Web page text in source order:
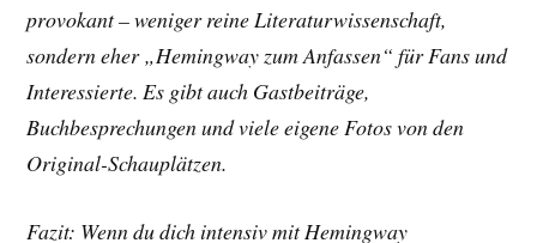
provokant – weniger reine Literaturwissenschaft,
sondern eher „Hemingway zum Anfassen“ für Fans und
Interessierte. Es gibt auch Gastbeiträge,
Buchbesprechungen und viele eigene Fotos von den
Original-Schauplätzen.
Fazit: Wenn du dich intensiv mit Hemingway